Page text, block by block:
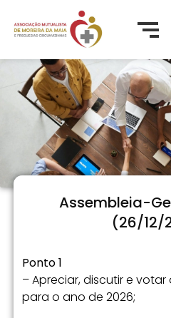
Assembleia-
(26/12/
Ponto 1
– Apreciar, discutir e
para o ano de 2026;